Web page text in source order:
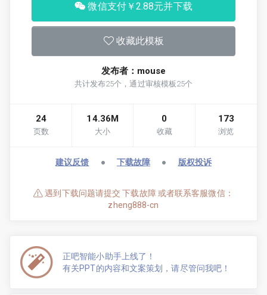
微信支付￥2.88元并下载
收藏此模板
发布者：mouse
共计发布25个，通过审核模板25个
24
页数
14.36M
大小
0
收藏
173
浏览
建议反馈 ● 下载故障 ● 版权投诉
遇到下载问题请提交 下载故障 或者联系客服微信：
zheng888-cn
正吧智能小助手上线了！
有关PPT的内容和文案策划，请尽管问我吧！